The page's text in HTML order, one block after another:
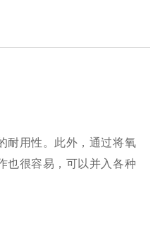
耐用性。此外，通过将氧
也很容易，可以并入各种